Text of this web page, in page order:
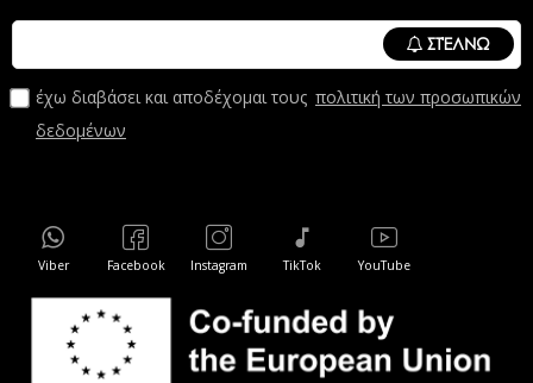
ΣΤΈΛΝΩ
έχω διαβάσει και αποδέχομαι τους πολιτική των προσωπικών
δεδομένων
Viber Facebook Instagram TikTok YouTube